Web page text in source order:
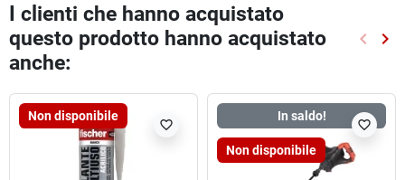
I clienti che hanno acquistato
questo prodotto hanno acquistato
anche:
keyboard_arrow_left keyboard_arrow_right
Non disponibile
favorite_border
In saldo!
Non disponibile
favorite_border